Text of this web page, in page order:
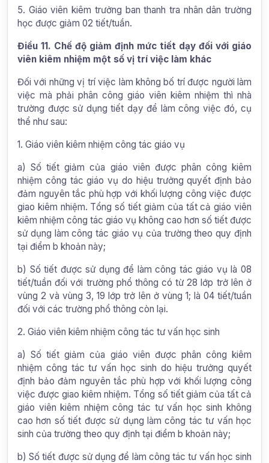
5. Giáo viên kiêm trưởng ban thanh tra nhân dân trường
học được giảm 02 tiết/tuần.
Điều 11. Chế độ giảm định mức tiết dạy đối với giáo
viên kiêm nhiệm một số vị trí việc làm khác
Đối với những vị trí việc làm không bố trí được người làm
việc mà phải phân công giáo viên kiêm nhiệm thì nhà
trường được sử dụng tiết dạy để làm công việc đó, cụ
thể như sau:
1. Giáo viên kiêm nhiệm công tác giáo vụ
a) Số tiết giảm của giáo viên được phân công kiêm
nhiệm công tác giáo vụ do hiệu trưởng quyết định bảo
đảm nguyên tắc phù hợp với khối lượng công việc được
giao kiêm nhiệm. Tổng số tiết giảm của tất cả giáo viên
kiêm nhiệm công tác giáo vụ không cao hơn số tiết được
sử dụng làm công tác giáo vụ của trường theo quy định
tại điểm b khoản này;
b) Số tiết được sử dụng để làm công tác giáo vụ là 08
tiết/tuần đối với trường phổ thông có từ 28 lớp trở lên ở
vùng 2 và vùng 3, 19 lớp trở lên ở vùng 1; là 04 tiết/tuần
đối với các trường phổ thông còn lại.
2. Giáo viên kiêm nhiệm công tác tư vấn học sinh
a) Số tiết giảm của giáo viên được phân công kiêm
nhiệm công tác tư vấn học sinh do hiệu trưởng quyết
định bảo đảm nguyên tắc phù hợp với khối lượng công
việc được giao kiêm nhiệm. Tổng số tiết giảm của tất cả
giáo viên kiêm nhiệm công tác tư vấn học sinh không
cao hơn số tiết được sử dụng làm công tác tư vấn học
sinh của trường theo quy định tại điểm b khoản này;
b) Số tiết được sử dụng để làm công tác tư vấn học sinh